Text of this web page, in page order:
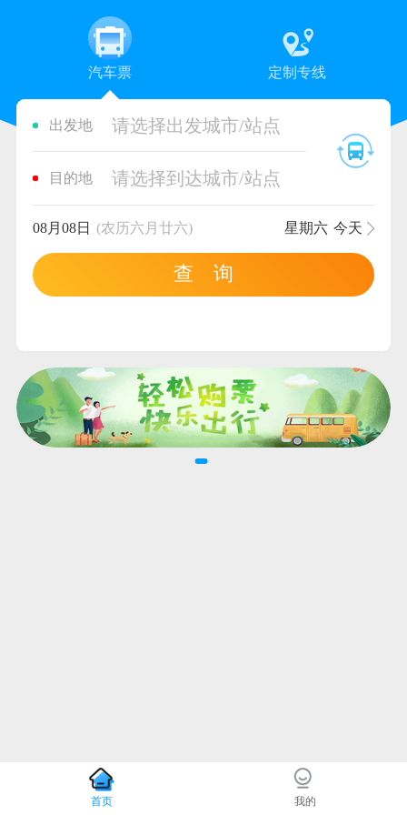
汽车票 定制专线
出发地 请选择出发城市/站点
目的地 请选择到达城市/站点
08月08日 (农历六月廿六) 星期六 今天
查 询
首页 我的